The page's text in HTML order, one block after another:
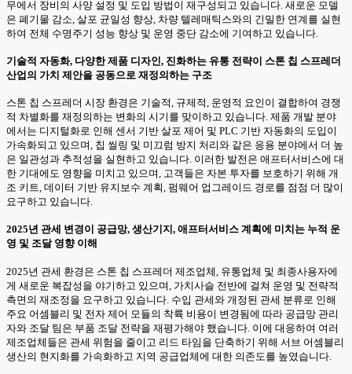
무에서 장비의 사양 설정 및 도입 방법이 재구성되고 있습니다. 새로운 모델
은 폐기물 감소, 살포 균일성 향상, 차량 텔레매틱스와의 긴밀한 연계를 실현
하여 전체 수명주기 성능 향상 및 운영 중단 감소에 기여하고 있습니다.
기술적 자동화, 다양한 제품 디자인, 진화하는 유통 전략이 스톤 칩 스프레더
산업의 가치 제안을 공동으로 재정의하는 구조
스톤 칩 스프레더 시장 환경은 기술적, 규제적, 운영적 요인이 결합하여 경쟁
적 차별화를 재정의하는 변화의 시기를 맞이하고 있습니다. 제품 개발 분야
에서는 디지털화로 인해 센서 기반 살포 제어 및 PLC 기반 자동화의 도입이
가속화되고 있으며, 칩 씰링 및 미끄럼 방지 처리와 같은 응용 분야에서 더 높
은 일관성과 추적성을 실현하고 있습니다. 이러한 발전은 애프터서비스에 대
한 기대에도 영향을 미치고 있으며, 고객들은 자본 투자를 보호하기 위해 개
조 키트, 데이터 기반 유지보수 계획, 펌웨어 업그레이드 경로를 점점 더 많이
요구하고 있습니다.
2025년 관세 변경이 공급망, 생산기지, 애프터서비스 계획에 미치는 누적 운
영 및 조달 영향 이해
2025년 관세 환경은 스톤 칩 스프레더 제조업체, 유통업체 및 최종사용자에
게 새로운 복잡성을 야기하고 있으며, 가치사슬 전반에 걸쳐 운영 및 전략적
측면의 재조정을 요구하고 있습니다. 수입 관세와 개정된 관세 분류로 인해
주요 어셈블리 및 전자 제어 모듈의 착륙 비용이 변경됨에 따라 공급망 관리
자와 조달 팀은 부품 조달 전략을 재평가해야 했습니다. 이에 대응하여 여러
제조업체들은 관세 위험을 줄이고 리드 타임을 단축하기 위해 서브 어셈블리
생산의 현지화를 가속화하고 지역 공급업체에 대한 의존도를 높였습니다.